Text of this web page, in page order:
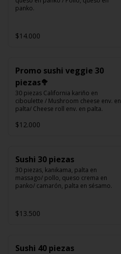
panko.
$14.000
Promo sushi veggie 30
piezas🥦
30 piezas California kariño en
ciboulette / Mushroom cheese env. en
palta/ Cheese roll env. en palta.
$12.000
Sushi 30 piezas
30 piezas, kanikama, palta en
massago/ pollo, queso crema en
panko/ camarón, palta en sésamo.
$13.500
Sushi 40 piezas